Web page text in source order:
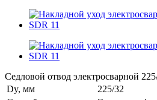
Седловой отвод электросварной
Dy, мм
225/32